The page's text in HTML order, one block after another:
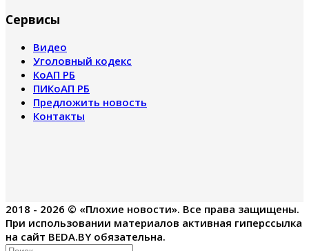
Сервисы
Видео
Уголовный кодекс
КоАП РБ
ПИКоАП РБ
Предложить новость
Контакты
2018 - 2026 © «Плохие новости». Все права защищены.
При использовании материалов активная гиперссылка
на сайт BEDA.BY обязательна.